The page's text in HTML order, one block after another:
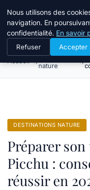
Tourisme
Destinations
nature
DESTINATIONS NATURE
Préparer
Picchu :
réussir en
Nous utilisons des
navigation. En
confidentialité. En savoir
Refuser Accepter